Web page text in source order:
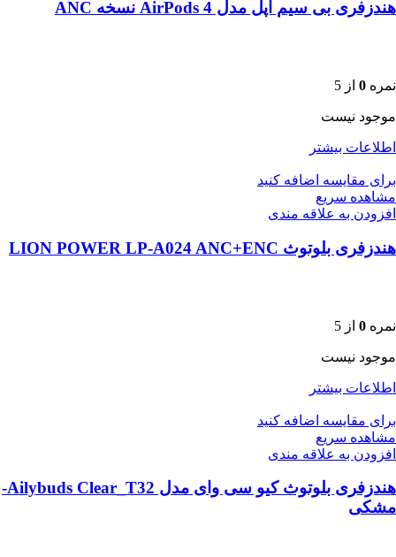
هندزفری بی سیم اپل مدل AirPods 4 نسخه ANC
نمره 0 از 5
موجود نیست
اطلاعات بیشتر
برای مقایسه اضافه کنید
مشاهده سریع
افزودن به علاقه مندی
هندزفری بلوتوث LION POWER LP-A024 ANC+ENC
نمره 0 از 5
موجود نیست
اطلاعات بیشتر
برای مقایسه اضافه کنید
مشاهده سریع
افزودن به علاقه مندی
هندزفری بلوتوث کیو سی وای مدل Ailybuds Clear_T32-
مشکی